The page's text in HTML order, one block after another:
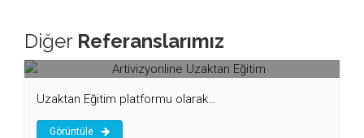
Diğer Referanslarımız
Artivizyonline Uzaktan Eğitim
Uzaktan Eğitim platformu olarak…
Görüntüle